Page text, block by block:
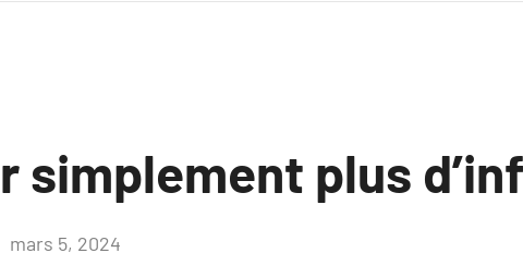
simplement plus
mars 5, 2024